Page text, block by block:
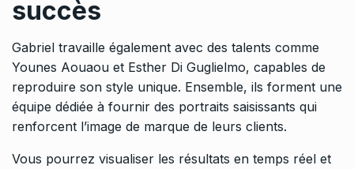
succès
Gabriel travaille également avec des talents comme
Younes Aouaou et Esther Di Guglielmo, capables de
reproduire son style unique. Ensemble, ils forment une
équipe dédiée à fournir des portraits saisissants qui
renforcent l’image de marque de leurs clients.
Vous pourrez visualiser les résultats en temps réel et